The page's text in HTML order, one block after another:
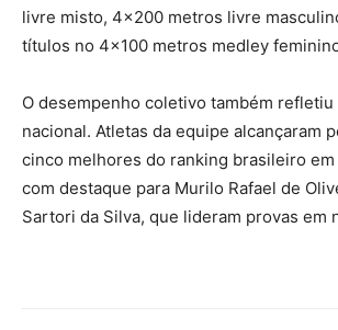
livre misto, 4×200 metros livre
títulos no 4×100 metros medley
O desempenho coletivo também refletiu
nacional. Atletas da equipe alcançaram
cinco melhores do ranking brasileiro
com destaque para Murilo Rafael de
Sartori da Silva, que lideram provas em